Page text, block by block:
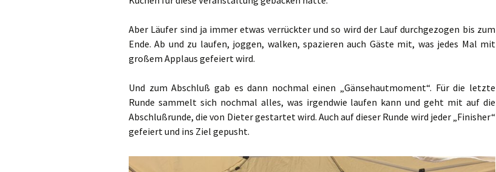
Aber Läufer sind ja immer etwas verrückter und so wird der Lauf durchgezogen bis zum
Ende. Ab und zu laufen, joggen, walken, spazieren auch Gäste mit, was jedes Mal mit
großem Applaus gefeiert wird.
Und zum Abschluß gab es dann nochmal einen „Gänsehautmoment“. Für die letzte
Runde sammelt sich nochmal alles, was irgendwie laufen kann und geht mit auf die
Abschlußrunde, die von Dieter gestartet wird. Auch auf dieser Runde wird jeder „Finisher“
gefeiert und ins Ziel gepusht.